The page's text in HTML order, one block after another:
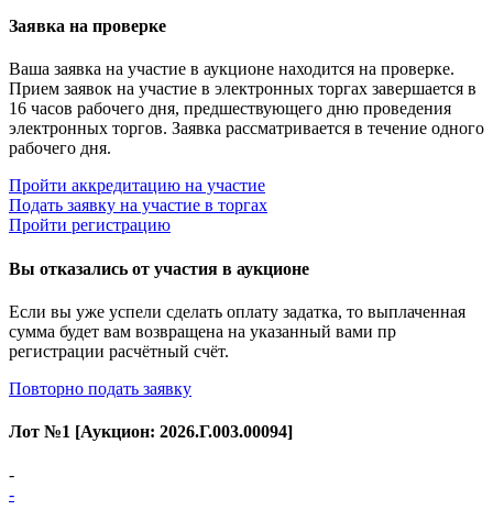
Заявка на проверке
Ваша заявка на участие в аукционе находится на проверке.
Прием заявок на участие в электронных торгах завершается в
16 часов рабочего дня, предшествующего дню проведения
электронных торгов. Заявка рассматривается в течение одного
рабочего дня.
Пройти аккредитацию на участие
Подать заявку на участие в торгах
Пройти регистрацию
Вы отказались от участия в аукционе
Если вы уже успели сделать оплату задатка, то выплаченная
сумма будет вам возвращена на указанный вами пр
регистрации расчётный счёт.
Повторно подать заявку
Лот №1 [Аукцион: 2026.Г.003.00094]
-
-